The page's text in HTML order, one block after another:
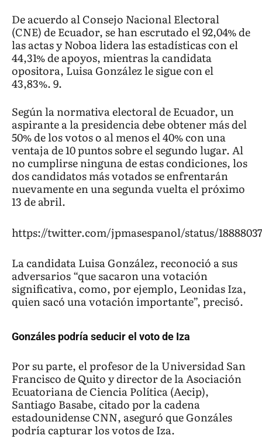
De acuerdo al Consejo Nacional Electoral
(CNE) de Ecuador, se han escrutado el 92,04% de
las actas y Noboa lidera las estadísticas con el
44,31% de apoyos, mientras la candidata
opositora, Luisa González le sigue con el
43,83%. 9.
Según la normativa electoral de Ecuador, un
aspirante a la presidencia debe obtener más del
50% de los votos o al menos el 40% con una
ventaja de 10 puntos sobre el segundo lugar. Al
no cumplirse ninguna de estas condiciones, los
dos candidatos más votados se enfrentarán
nuevamente en una segunda vuelta el próximo
13 de abril.
https://twitter.com/jpmasespanol/status/
La candidata Luisa González, reconoció a sus
adversarios “que sacaron una votación
significativa, como, por ejemplo, Leonidas Iza,
quien sacó una votación importante”, precisó.
Gonzáles podría seducir el voto de Iza
Por su parte, el profesor de la Universidad San
Francisco de Quito y director de la Asociación
Ecuatoriana de Ciencia Política (Aecip),
Santiago Basabe, citado por la cadena
estadounidense CNN, aseguró que Gonzáles
podría capturar los votos de Iza.